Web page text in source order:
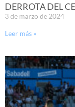
DERROTA DEL
3 de marzo de 2024
Leer más »